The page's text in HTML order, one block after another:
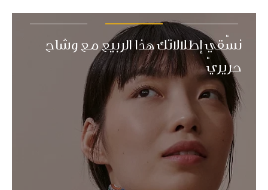
بولغري تحتفل برأس السنة القمريّة